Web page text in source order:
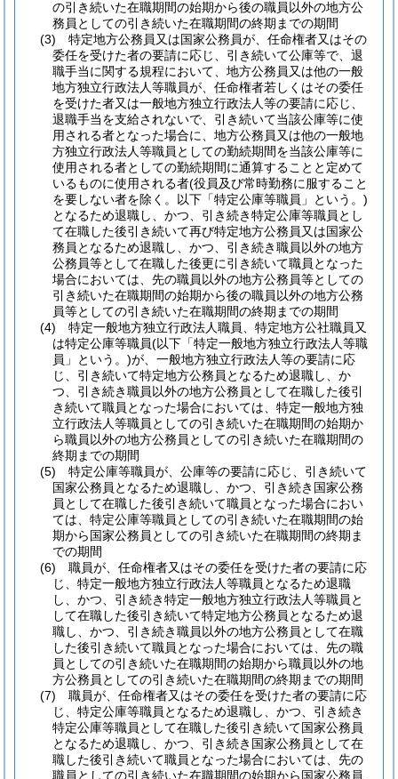
の引き続いた在職期間の始期から後の職員以外の地方公
務員としての引き続いた在職期間の終期までの期間
(3)
特定地方公務員又は国家公務員が、任命権者又はその
委任を受けた者の要請に応じ、引き続いて公庫等で、退
職手当に関する規程において、地方公務員又は他の一般
地方独立行政法人等職員が、任命権者若しくはその委任
を受けた者又は一般地方独立行政法人等の要請に応じ、
退職手当を支給されないで、引き続いて当該公庫等に使
用される者となった場合に、地方公務員又は他の一般地
方独立行政法人等職員としての勤続期間を当該公庫等に
使用される者としての勤続期間に通算することと定めて
いるものに使用される者(役員及び常時勤務に服すること
を要しない者を除く。以下「特定公庫等職員」という。)
となるため退職し、かつ、引き続き特定公庫等職員とし
て在職した後引き続いて再び特定地方公務員又は国家公
務員となるため退職し、かつ、引き続き職員以外の地方
公務員等として在職した後更に引き続いて職員となった
場合においては、先の職員以外の地方公務員等としての
引き続いた在職期間の始期から後の職員以外の地方公務
員等としての引き続いた在職期間の終期までの期間
(4)
特定一般地方独立行政法人職員、特定地方公社職員又
は特定公庫等職員(以下「特定一般地方独立行政法人等職
員」という。)が、一般地方独立行政法人等の要請に応
じ、引き続いて特定地方公務員となるため退職し、か
つ、引き続き職員以外の地方公務員として在職した後引
き続いて職員となった場合においては、特定一般地方独
立行政法人等職員としての引き続いた在職期間の始期か
ら職員以外の地方公務員としての引き続いた在職期間の
終期までの期間
(5)
特定公庫等職員が、公庫等の要請に応じ、引き続いて
国家公務員となるため退職し、かつ、引き続き国家公務
員として在職した後引き続いて職員となった場合におい
ては、特定公庫等職員としての引き続いた在職期間の始
期から国家公務員としての引き続いた在職期間の終期ま
での期間
(6)
職員が、任命権者又はその委任を受けた者の要請に応
じ、特定一般地方独立行政法人等職員となるため退職
し、かつ、引き続き特定一般地方独立行政法人等職員と
して在職した後引き続いて特定地方公務員となるため退
職し、かつ、引き続き職員以外の地方公務員として在職
した後引き続いて職員となった場合においては、先の職
員としての引き続いた在職期間の始期から職員以外の地
方公務員としての引き続いた在職期間の終期までの期間
(7)
職員が、任命権者又はその委任を受けた者の要請に応
じ、特定公庫等職員となるため退職し、かつ、引き続き
特定公庫等職員として在職した後引き続いて国家公務員
となるため退職し、かつ、引き続き国家公務員として在
職した後引き続いて職員となった場合においては、先の
職員としての引き続いた在職期間の始期から国家公務員